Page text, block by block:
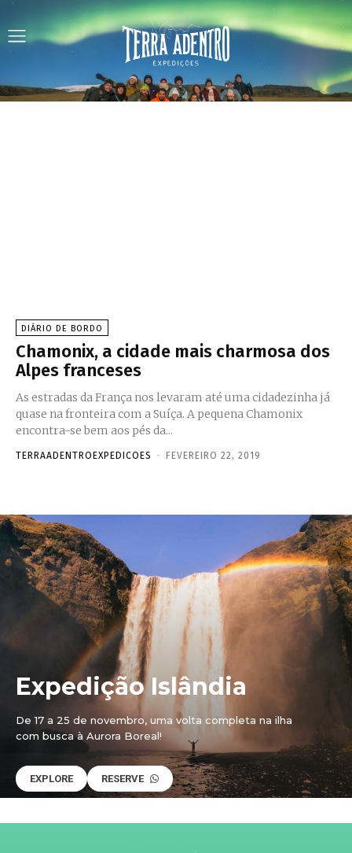
DIÁRIO DE BORDO
Chamonix, a cidade mais charmosa dos
Alpes franceses
As estradas da França nos levaram até uma cidadezinha já
quase na fronteira com a Suíça. A pequena Chamonix
encontra-se bem aos pés da...
TERRAADENTROEXPEDICOES - FEVEREIRO 22, 2019
Expedição Islândia
De 17 a 25 de novembro, uma volta completa na ilha
com busca à Aurora Boreal!
EXPLORE RESERVE